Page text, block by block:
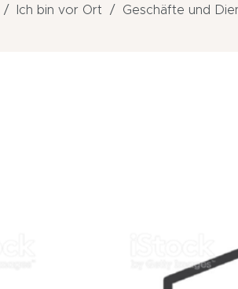
Ich bin vor Ort Geschäfte und